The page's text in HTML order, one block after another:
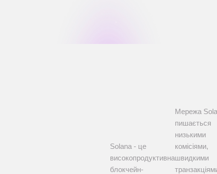
Solana - це
високопродуктивна
блокчейн-
Мережа
пишається
низькими
комісіями,
швидкими